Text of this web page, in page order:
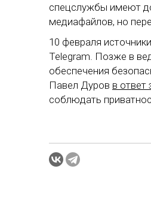
спецслужбы имеют
медиафайлов, но
10 февраля
Telegram. Позже в
обеспечения
Павел Дуров в ответ
соблюдать